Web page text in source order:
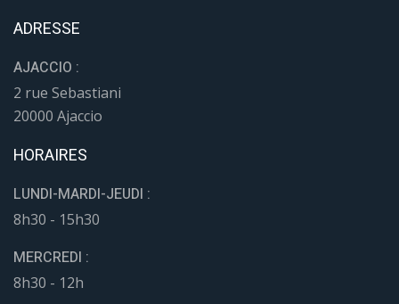
ADRESSE
AJACCIO :
2 rue Sebastiani
20000 Ajaccio
HORAIRES
LUNDI-MARDI-JEUDI :
8h30 - 15h30
MERCREDI :
8h30 - 12h